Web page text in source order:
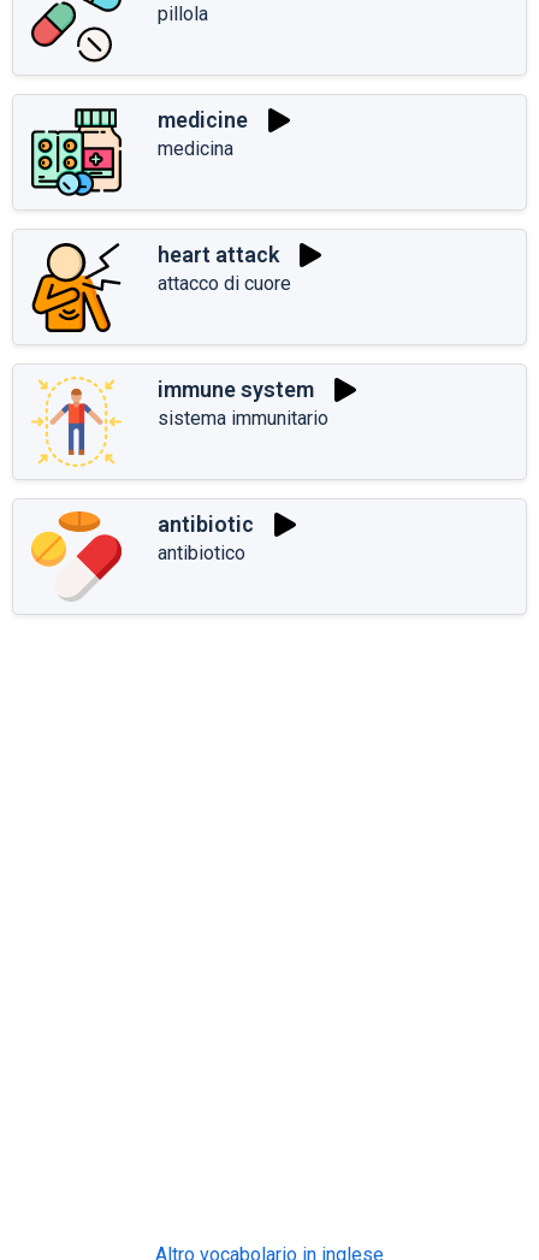
pillola
medicine
medicina
heart attack
attacco di cuore
immune system
sistema immunitario
antibiotic
antibiotico
Altro vocabolario in inglese